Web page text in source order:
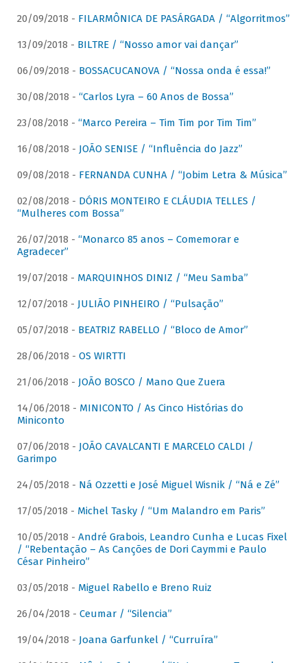
20/09/2018 - FILARMÔNICA DE PASÁRGADA / “Algorritmos”
13/09/2018 - BILTRE / “Nosso amor vai dançar”
06/09/2018 - BOSSACUCANOVA / “Nossa onda é essa!”
30/08/2018 - “Carlos Lyra – 60 Anos de Bossa”
23/08/2018 - “Marco Pereira – Tim Tim por Tim Tim”
16/08/2018 - JOÃO SENISE / “Influência do Jazz”
09/08/2018 - FERNANDA CUNHA / “Jobim Letra & Música”
02/08/2018 - DÓRIS MONTEIRO E CLÁUDIA TELLES /
“Mulheres com Bossa”
26/07/2018 - “Monarco 85 anos – Comemorar e
Agradecer”
19/07/2018 - MARQUINHOS DINIZ / “Meu Samba”
12/07/2018 - JULIÃO PINHEIRO / “Pulsação”
05/07/2018 - BEATRIZ RABELLO / “Bloco de Amor”
28/06/2018 - OS WIRTTI
21/06/2018 - JOÃO BOSCO / Mano Que Zuera
14/06/2018 - MINICONTO / As Cinco Histórias do
Miniconto
07/06/2018 - JOÃO CAVALCANTI E MARCELO CALDI /
Garimpo
24/05/2018 - Ná Ozzetti e José Miguel Wisnik / “Ná e Zé”
17/05/2018 - Michel Tasky / “Um Malandro em Paris”
10/05/2018 - André Grabois, Leandro Cunha e Lucas Fixel
/ “Rebentação – As Canções de Dori Caymmi e Paulo
César Pinheiro”
03/05/2018 - Miguel Rabello e Breno Ruiz
26/04/2018 - Ceumar / “Silencia”
19/04/2018 - Joana Garfunkel / “Curruíra”